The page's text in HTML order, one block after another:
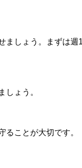
しょう。まずは
しょう。
ことが大切です。